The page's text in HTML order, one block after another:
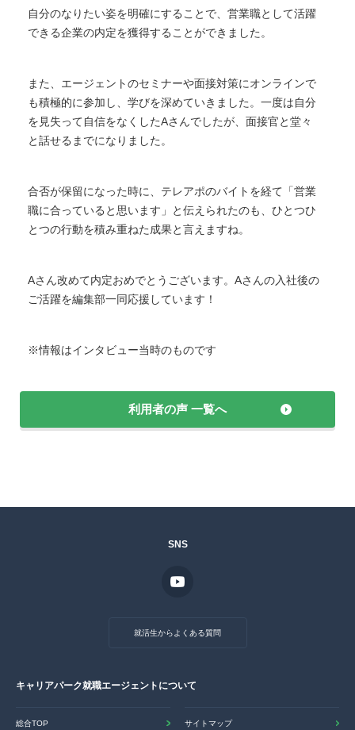
自分のなりたい姿を明確にすることで、営業職として活躍
できる企業の内定を獲得することができました。
また、エージェントのセミナーや面接対策にオンラインで
も積極的に参加し、学びを深めていきました。一度は自分
を見失って自信をなくしたAさんでしたが、面接官と堂々
と話せるまでになりました。
合否が保留になった時に、テレアポのバイトを経て「営業
職に合っていると思います」と伝えられたのも、ひとつひ
とつの行動を積み重ねた成果と言えますね。
Aさん改めて内定おめでとうございます。Aさんの入社後の
ご活躍を編集部一同応援しています！
※情報はインタビュー当時のものです
利用者の声 一覧へ
SNS
就活生からよくある質問
キャリアパーク就職エージェントについて
総合TOP サイトマップ